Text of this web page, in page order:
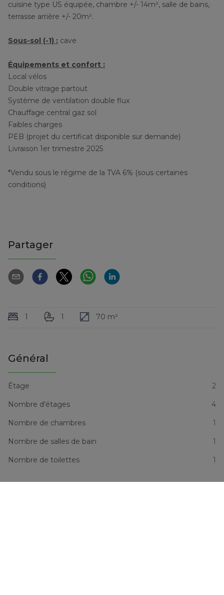
cuisine type US équipée, chambre +/- 14m², salle de bains,
terrasse arrière +/- 20m².
Sous-sol (-1) : cave
Équipements et confort :
Local vélos
Double vitrage partout
Système de ventilation double flux
Chauffage central gaz sol
Faibles charges
PEB (projet du certificat disponible sur demande)
Livraison 1er trimestre 2025
*Vendu sous le régime de la TVA 6% (sous certaines
conditions)
Partager
1 1 70 m²
Général
Étage 2
Nombre d'étages 4
Nombre de chambres 1
Nombre de salles de bain 1
Nombre de toilettes 1